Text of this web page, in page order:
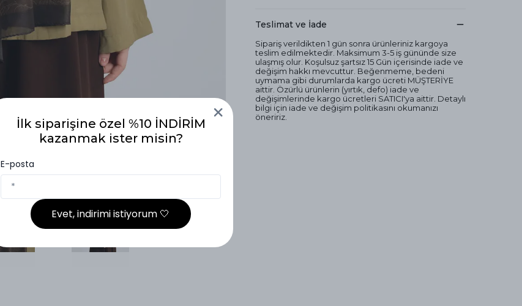
Teslimat ve İade
Sipariş verildikten 1 gün sonra ürünleriniz kargoya
teslim edilmektedir. Maksimum 3-5 iş gününde size
ulaşmış olur. Koşulsuz şartsız 15 Gün içerisinde iade ve
değişim hakkı mevcuttur. Beğenmeme, bedeni
uymama gibi durumlarda kargo ücreti MÜŞTERİYE
aittir. Özürlü ürünlerin (yırtık, defo) iade ve
değişimlerinde kargo ücretleri SATICI'ya aittir. Detaylı
bilgi için iade ve değişim politikasını okumanızı
öneririz.
İlk siparişine özel %10 İNDİRİM
kazanmak ister misin?
E-posta
Evet, indirimi istiyorum 🤍